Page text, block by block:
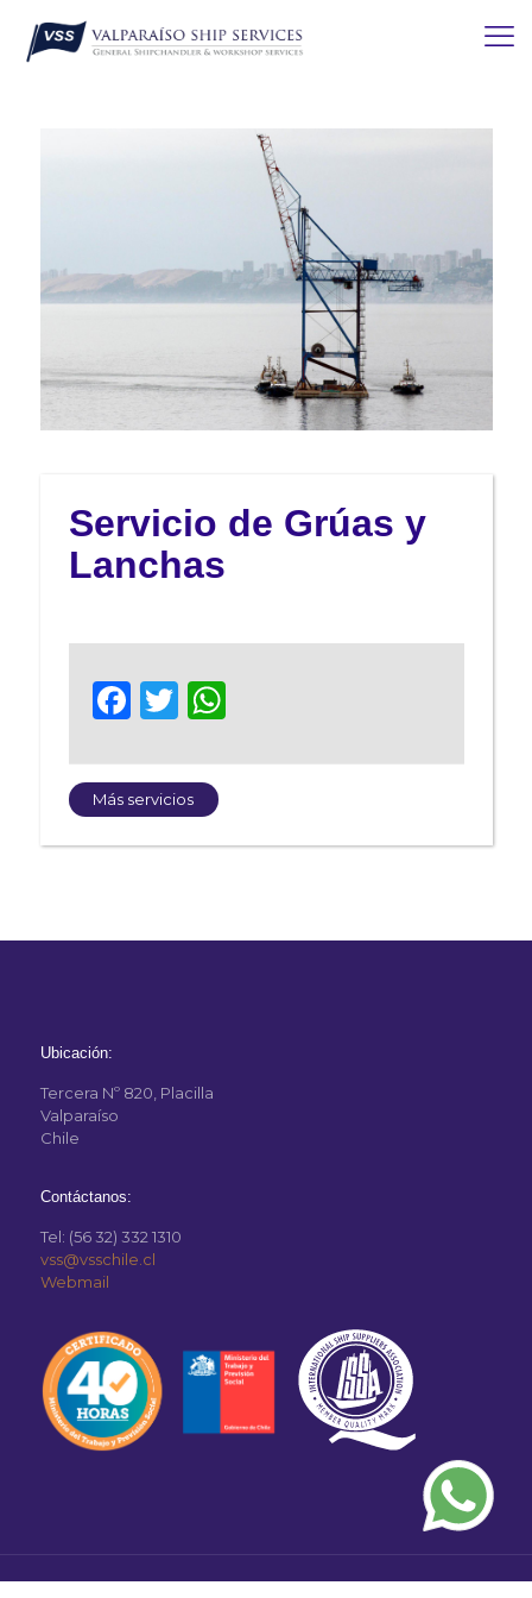
Servicio de Grúas y
Lanchas
Facebook
Twitter
WhatsApp
Más servicios
Ubicación:
Tercera Nº 820, Placilla
Valparaíso
Chile
Contáctanos:
Tel: (56 32) 332 1310
vss@vsschile.cl
Webmail